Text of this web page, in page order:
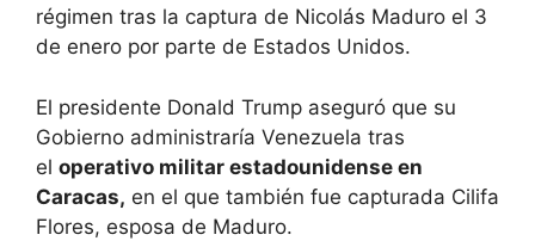
régimen tras la captura de Nicolás Maduro el 3
de enero por parte de Estados Unidos.
El presidente Donald Trump aseguró que su
Gobierno administraría Venezuela tras
el operativo militar estadounidense en
Caracas, en el que también fue capturada Cilifa
Flores, esposa de Maduro.